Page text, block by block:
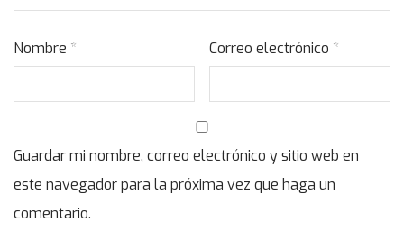
Nombre * Correo electrónico *
Guardar mi nombre, correo electrónico y sitio web en
este navegador para la próxima vez que haga un
comentario.